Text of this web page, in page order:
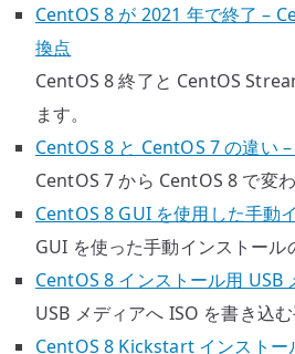
CentOS 8 が 2021 年で終了 –
換点
CentOS 8 終了と CentOS
ます。
CentOS 8 と CentOS 7 の違い
CentOS 7 から CentOS 8 で変
CentOS 8 GUI を使用した手動
GUI を使った手動インストール
CentOS 8 インストール用 USB
USB メディアへ ISO を書き込む
CentOS 8 Kickstart インストー